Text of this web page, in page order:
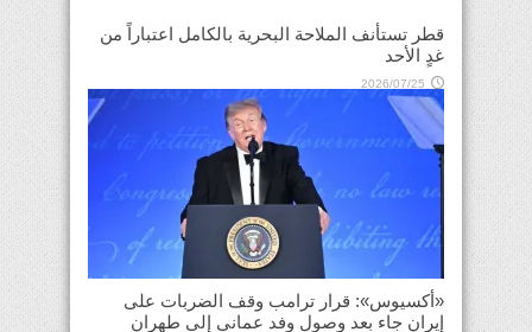
قطر تستأنف الملاحة البحرية بالكامل اعتباراً من
غدٍ الأحد
2026/07/25
«أكسيوس»: قرار ترامب وقف الضربات على
إيران جاء بعد وصول وفد عماني إلى طهران